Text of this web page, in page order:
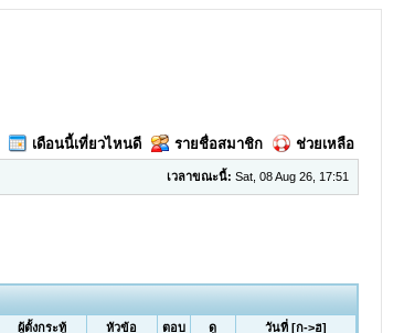
เดือนนี้เที่ยวไหนดี รายชื่อสมาชิก ช่วยเหลือ
เวลาขณะนี้: Sat, 08 Aug 26, 17:51
ผู้ตั้งกระทู้ หัวข้อ ตอบ ดู วันที่ [ก->ฮ]